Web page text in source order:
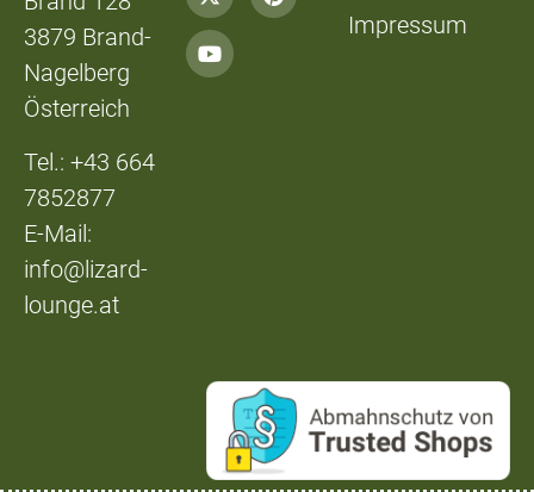
3879 Brand-
Nagelberg
Österreich
Tel.: +43 664
7852877
E-Mail:
info@lizard-
lounge.at
Impressum